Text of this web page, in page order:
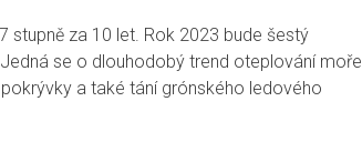
stupně za 10 let. Rok 2023 bude šestý
se o dlouhodobý trend oteplování moře
a také tání grónského ledového